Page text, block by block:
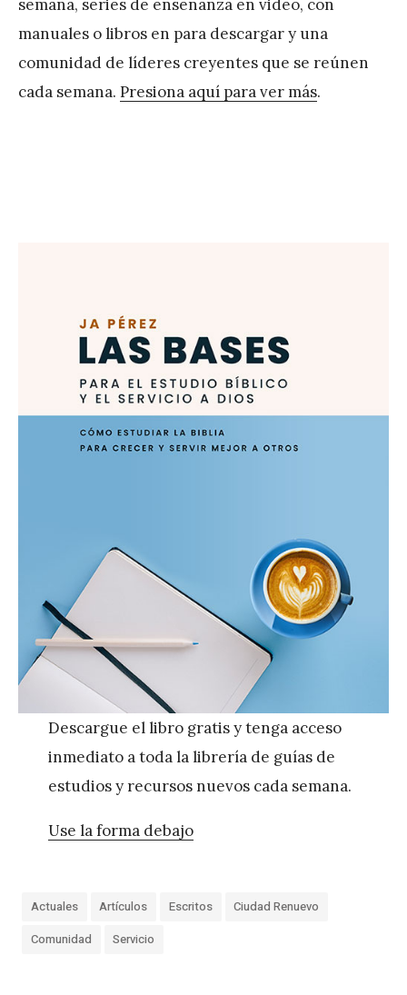
semana, series de enseñanza en video, con
manuales o libros en para descargar y una
comunidad de líderes creyentes que se reúnen
cada semana. Presiona aquí para ver más.
Descargue el libro gratis y tenga acceso
inmediato a toda la librería de guías de
estudios y recursos nuevos cada semana.
Use la forma debajo
Actuales Artículos Escritos
Ciudad Renuevo
Comunidad
Servicio